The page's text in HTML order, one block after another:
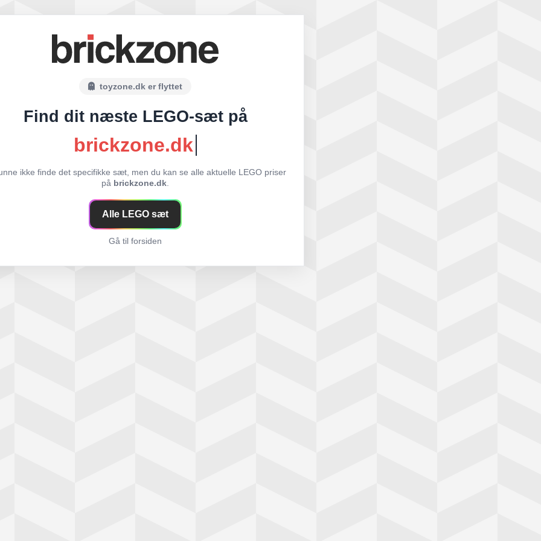
toyzone.dk er flyttet
Find dit næste LEGO-sæt på
brickzone.dk
ikke finde det specifikke sæt, men du kan se alle aktuelle LEGO priser
på brickzone.dk.
Alle LEGO sæt
Gå til forsiden